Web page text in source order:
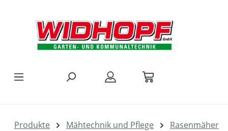
Produkte Mähtechnik und Pflege
Rasenmäher